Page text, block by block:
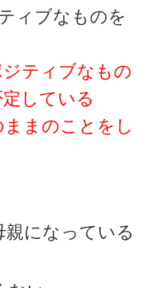
ィブなものを
ティブなもの
している
まのことをし
親になっている